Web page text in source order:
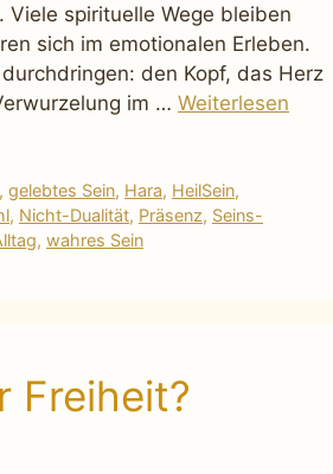
spirituelle Wege bleiben
sich im emotionalen Erleben.
den Kopf, das Herz
im … Weiterlesen
,gelebtes Sein, Hara, HeilSein,
, Nicht-Dualität, Präsenz, Seins-
, wahres Sein
Freiheit?